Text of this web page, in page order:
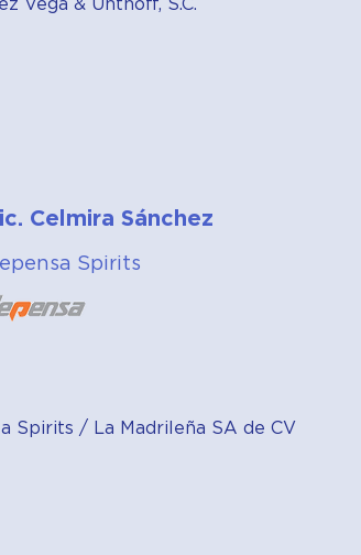
Vega & Uhthoff, S.C.
Celmira Sánchez
Spirits
Spirits / La Madrileña SA de CV